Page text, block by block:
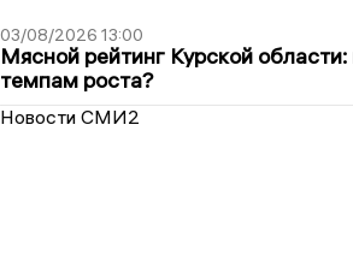
03/08/2026 13:00
Мясной рейтинг Курской
темпам роста?
Новости СМИ2